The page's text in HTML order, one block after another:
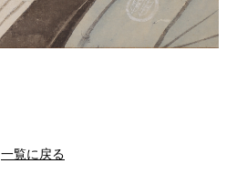
一覧に戻る